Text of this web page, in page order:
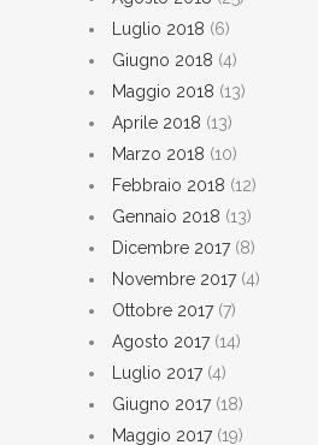
Luglio 2018 (6)
Giugno 2018 (4)
Maggio 2018 (13)
Aprile 2018 (13)
Marzo 2018 (10)
Febbraio 2018 (12)
Gennaio 2018 (13)
Dicembre 2017(8)
Novembre 2017(4)
Ottobre 2017(7)
Agosto 2017(14)
Luglio 2017(4)
Giugno 2017(18)
Maggio 2017(19)